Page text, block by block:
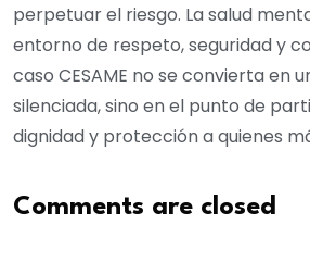
perpetuar el riesgo. La salud
entorno de respeto, seguridad y
caso CESAME no se convierta en
silenciada, sino en el punto de
dignidad y protección a quienes
Comments are closed